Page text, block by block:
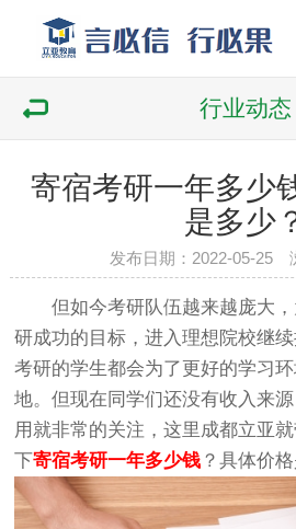
行业动态
寄宿考研一年多少
是多少
发布日期：2022-05-25
但如今考研队伍越来越庞大，
研成功的目标，进入理想院校继
考研的学生都会为了更好的学习
地。但现在同学们还没有收入来
用就非常的关注，这里成都立亚
下寄宿考研一年多少钱 ？具体价